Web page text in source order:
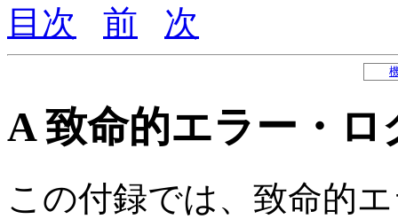
目次
前 次
A致命的エラー・ロ
この付録では、致命的